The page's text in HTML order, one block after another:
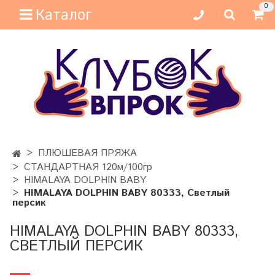
Каталог 0
ПЛЮШЕВАЯ ПРЯЖА
СТАНДАРТНАЯ 120м/100гр
HIMALAYA DOLPHIN BABY
HIMALAYA DOLPHIN BABY 80333, Светлый
персик
HIMALAYA DOLPHIN BABY 80333,
СВЕТЛЫЙ ПЕРСИК